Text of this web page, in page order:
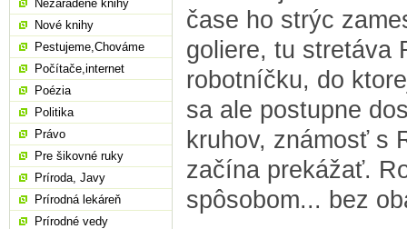
čase ho strýc
goliere, tu stretáva
robotníčku, do
sa ale postupne
kruhov, známosť s
začína prekážať.
spôsobom... bez
Nezaradené knihy
Nové knihy
Pestujeme,Chováme
Počítače,internet
Poézia
Politika
Právo
Pre šikovné ruky
Príroda, Javy
Prírodná lekáreň
Prírodné vedy